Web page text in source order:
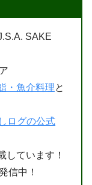
SAKE
・魚介料理と
ログの公式
しています！
信中！